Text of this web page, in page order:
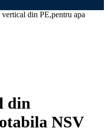
din PE,pentru apa
din
NSV